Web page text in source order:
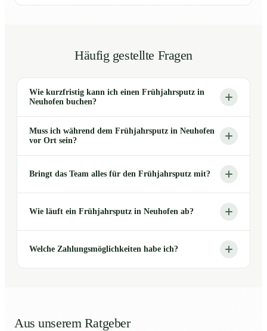
Häufig gestellte Fragen
Wie kurzfristig kann ich einen Frühjahrsputz in
Neuhofen buchen?
Muss ich während dem Frühjahrsputz in Neuhofen
vor Ort sein?
Bringt das Team alles für den Frühjahrsputz mit?
Wie läuft ein Frühjahrsputz in Neuhofen ab?
Welche Zahlungsmöglichkeiten habe ich?
Aus unserem Ratgeber